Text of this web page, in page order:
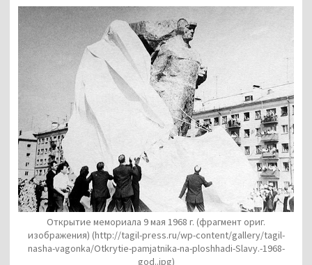
Открытие мемориала 9 мая 1968 г. (фрагмент ориг.
изображения) (http://tagil-press.ru/wp-content/gallery/tagil-
nasha-vagonka/Otkrytie-pamjatnika-na-ploshhadi-Slavy.-1968-
god..jpg)